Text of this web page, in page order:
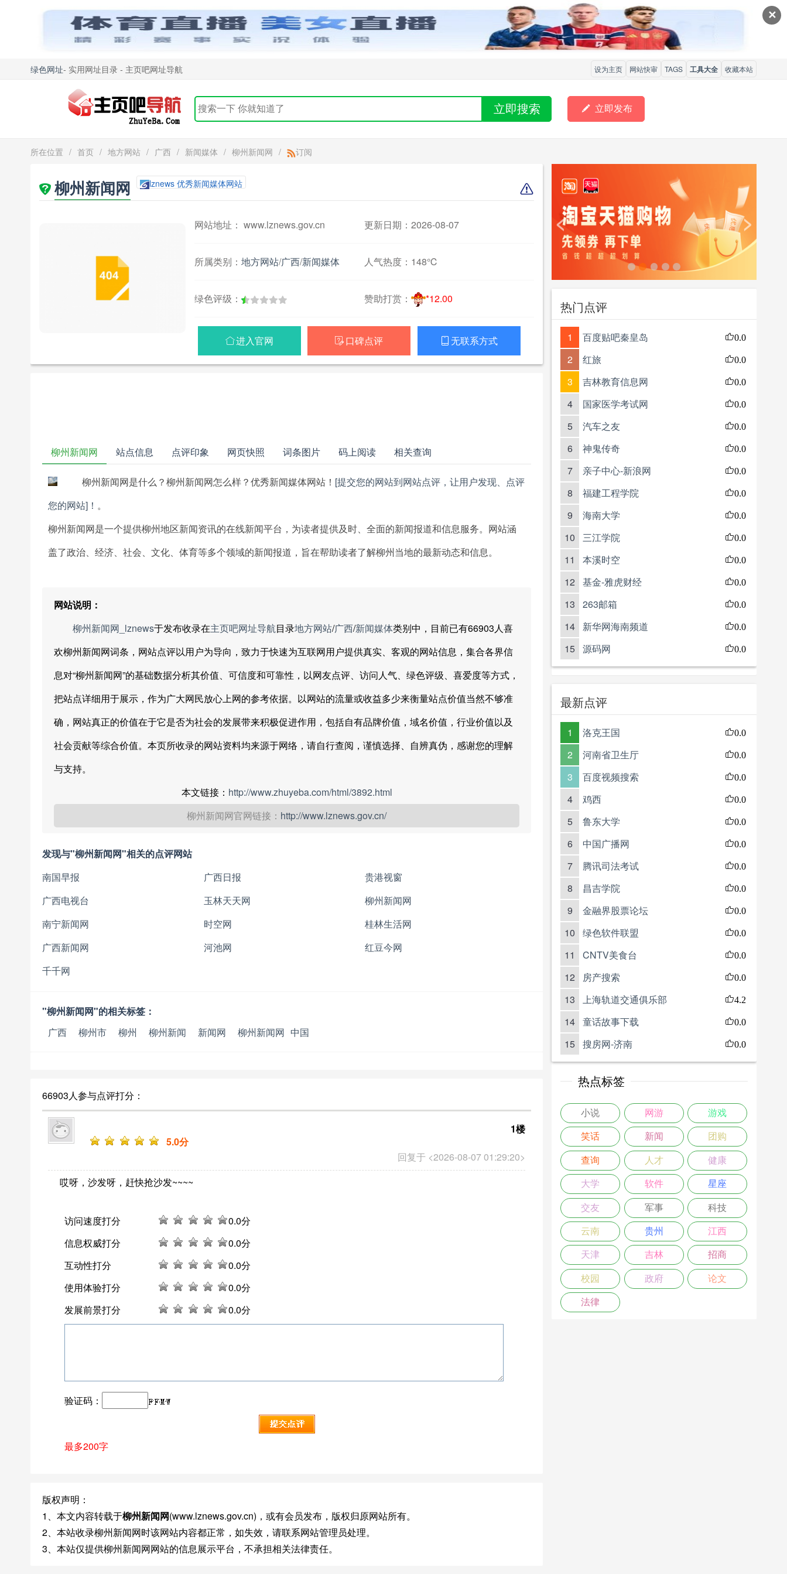
✕
绿色网址- 实用网址目录 - 主页吧网址导航 设为主页 网站快审 TAGS 工具大全 收藏本站
立即搜索  立即发布
所在位置 / 首页 / 地方网站 / 广西 / 新闻媒体 / 柳州新闻网 / 订阅
柳州新闻网 lznews 优秀新闻媒体网站
网站地址： www.lznews.gov.cn 更新日期：2026-08-07
所属类别： 地方网站/广西/新闻媒体 人气热度： 148℃
绿色评级： 赞助打赏： *12.00
进入官网  口碑点评  无联系方式
柳州新闻网 站点信息 点评印象 网页快照 词条图片 码上阅读 相关查询
柳州新闻网是什么？柳州新闻网怎么样？优秀新闻媒体网站！ [提交您的网站到网站点评，让用户发现、点评
您的网站]！ 。
柳州新闻网是一个提供柳州地区新闻资讯的在线新闻平台，为读者提供及时、全面的新闻报道和信息服务。网站涵
盖了政治、经济、社会、文化、体育等多个领域的新闻报道，旨在帮助读者了解柳州当地的最新动态和信息。
网站说明：
柳州新闻网_lznews于发布收录在主页吧网址导航目录地方网站/广西/新闻媒体类别中，目前已有66903人喜
欢柳州新闻网词条，网站点评以用户为导向，致力于快速为互联网用户提供真实、客观的网站信息，集合各界信
息对“柳州新闻网”的基础数据分析其价值、可信度和可靠性，以网友点评、访问人气、绿色评级、喜爱度等方式，
把站点详细用于展示，作为广大网民放心上网的参考依据。以网站的流量或收益多少来衡量站点价值当然不够准
确，网站真正的价值在于它是否为社会的发展带来积极促进作用，包括自有品牌价值，域名价值，行业价值以及
社会贡献等综合价值。本页所收录的网站资料均来源于网络，请自行查阅，谨慎选择、自辨真伪，感谢您的理解
与支持。
本文链接： http://www.zhuyeba.com/html/3892.html
柳州新闻网官网链接： http://www.lznews.gov.cn/
发现与"柳州新闻网"相关的点评网站
南国早报
广西日报
贵港视窗
广西电视台
玉林天天网
柳州新闻网
南宁新闻网
时空网
桂林生活网
广西新闻网
河池网
红豆今网
千千网
"柳州新闻网"的相关标签：
广西
中国
柳州市 柳州 柳州新闻 新闻网 柳州新闻网
66903人参与点评打分：
回复于 <2026-08-07 01:29:20>
1楼
5.0分
哎呀，沙发呀，赶快抢沙发~~~~
访问速度打分 0.0分
信息权威打分
0.0分
互动性打分
0.0分
使用体验打分
0.0分
发展前景打分
0.0分
验证码：
最多200字
版权声明：
1、本文内容转载于柳州新闻网(www.lznews.gov.cn)，或有会员发布，版权归原网站所有。
2、本站收录柳州新闻网时该网站内容都正常，如失效，请联系网站管理员处理。
3、本站仅提供柳州新闻网网站的信息展示平台，不承担相关法律责任。
< >
热门点评
1 百度贴吧秦皇岛 0.0
2 红旅 0.0
3 吉林教育信息网 0.0
4 国家医学考试网 0.0
5 汽车之友 0.0
6 神鬼传奇 0.0
7 亲子中心-新浪网 0.0
8 福建工程学院 0.0
9 海南大学 0.0
10 三江学院 0.0
11 本溪时空 0.0
12 基金-雅虎财经 0.0
13 263邮箱 0.0
14 新华网海南频道 0.0
15 源码网 0.0
最新点评
1 洛克王国 0.0
2 河南省卫生厅 0.0
3 百度视频搜索 0.0
4 鸡西 0.0
5 鲁东大学 0.0
6 中国广播网 0.0
7 腾讯司法考试 0.0
8 昌吉学院 0.0
9 金融界股票论坛 0.0
10 绿色软件联盟 0.0
11 CNTV美食台 0.0
12 房产搜索 0.0
13 上海轨道交通俱乐部 4.2
14 童话故事下载 0.0
15 搜房网-济南 0.0
热点标签
小说 网游 游戏
笑话 新闻 团购
查询 人才 健康
大学 软件 星座
交友 军事 科技
云南 贵州 江西
天津 吉林 招商
校园 政府 论文
法律